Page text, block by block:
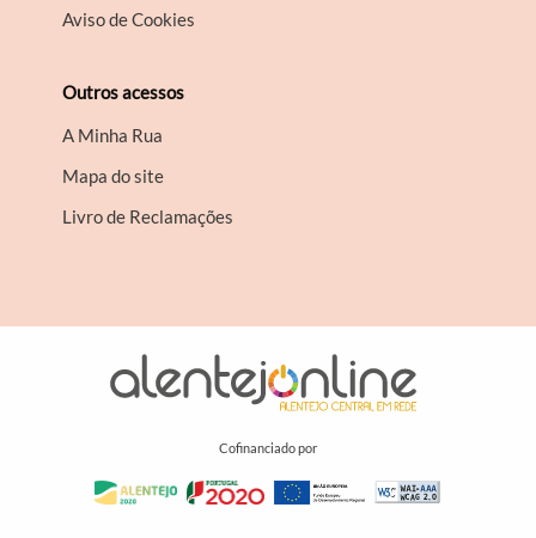
Aviso de Cookies
Outros acessos
A Minha Rua
Mapa do site
Livro de Reclamações
Cofinanciado por